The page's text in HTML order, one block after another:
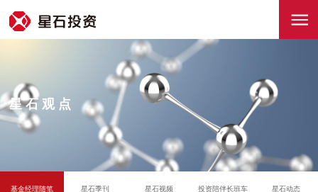
星石观点
基金经理随笔 星石季刊 星石视频 投资陪伴长班车 星石动态